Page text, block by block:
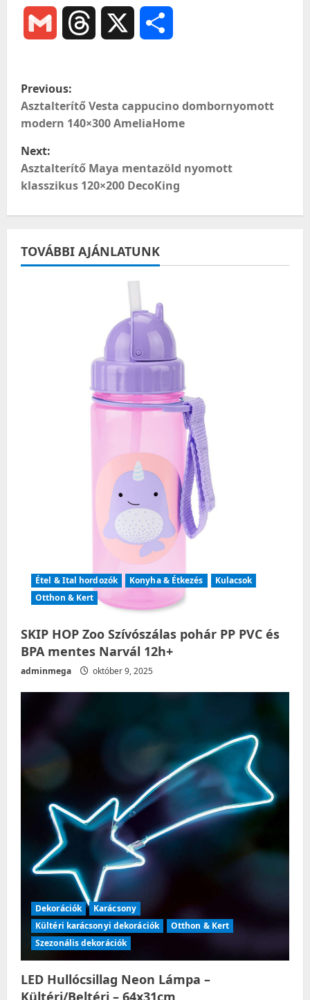
Gmail Threads
P
o
s
t
v
Previous:
Asztalterítő Vesta cappucino dombornyomott
modern 140×300 AmeliaHome
Next:
Asztalterítő Maya mentazöld nyomott
klasszikus 120×200 DecoKing
TOVÁBBI AJÁNLATUNK
Étel & Ital hordozók Konyha & Étkezés
Kulacsok
Otthon & Kert
SKIP HOP Zoo Szívószálas pohár PP PVC és
BPA mentes Narvál 12h+
adminmega október 9, 2025
Dekorációk
Karácsony
Kültéri karácsonyi dekorációk
Otthon & Kert
Szezonális dekorációk
LED Hullócsillag Neon Lámpa –
Kültéri/Beltéri – 64x31cm